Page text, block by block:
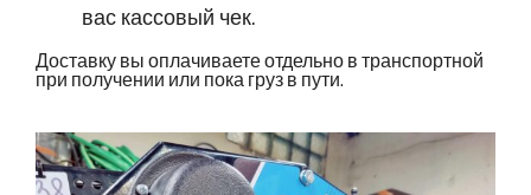
вас кассовый чек.
Доставку вы оплачиваете отдельно в транспортной
при получении или пока груз в пути.